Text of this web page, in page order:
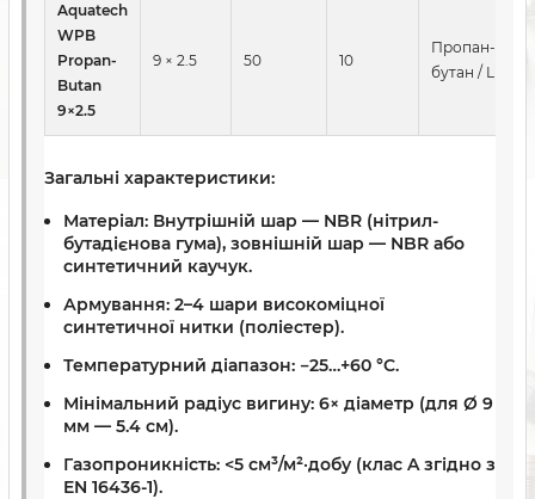
Aquatech
WPB
Propan-
Butan
9×2.5
9 × 2.5 50 10
Пропан-
бутан / LPG
Загальні характеристики:
Матеріал: Внутрішній шар — NBR (нітрил-
бутадієнова гума), зовнішній шар — NBR або
синтетичний каучук.
Армування: 2–4 шари високоміцної
синтетичної нитки (поліестер).
Температурний діапазон: −25…+60 °C.
Мінімальний радіус вигину: 6× діаметр (для Ø 9
мм — 5.4 см).
Газопроникність: <5 см³/м²·добу (клас A згідно з
EN 16436-1).